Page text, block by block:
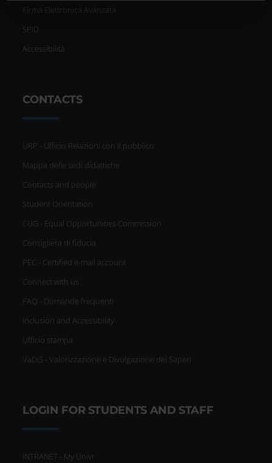
informazioni sul modo in cui utilizzi il nostro sito con i
pubblicità e social media, i quali potrebbero combinarle
con altre informazioni che hai fornito loro o che hanno
Firma Elettronica Avanzata
SPID
Accessibilità
CONTACTS
URP - Ufficio Relazioni con il pubblico
Mappa delle sedi didattiche
Contacts and people
Student Orientation
CUG - Equal Opportunities Commission
Consigliera di fiducia
PEC - Certified e-mail account
Connect with us
FAQ - Domande frequenti
Inclusion and Accessibility
Ufficio stampa
VaDiS - Valorizzazione e Divulgazione dei Saperi
LOGIN FOR STUDENTS AND STAFF
INTRANET - My Univr